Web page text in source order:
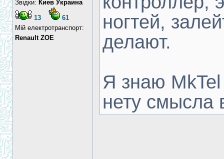
Звідки: Киев Украина
13
61
Мій електротранспорт:
Renault ZOE
ногтей,
делают.
Я знаю
нету смысла